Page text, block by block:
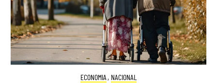
ECONOMIA , NACIONAL